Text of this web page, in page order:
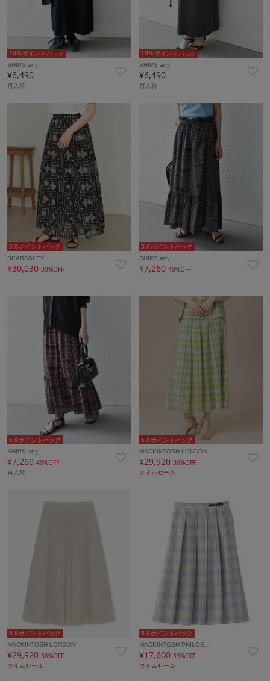
10％ポイントバック
SHIPS any
¥6,490
再入荷
10％ポイントバック
SHIPS any
¥6,490
再入荷
5％ポイントバック
BEARDSLEY
¥30,030 30%OFF
5％ポイントバック
SHIPS any
¥7,26040%OFF
5％ポイントバック
SHIPS any
¥7,260 40%OFF
再入荷
5％ポイントバック
MACKINTOSH LONDON
¥29,920 36%OFF
タイムセール
5％ポイントバック
MACKINTOSH LONDON
¥29,920 36%OFF
タイムセール
5％ポイントバック
MACKINTOSH PHILOS…
¥17,600 33%OFF
タイムセール